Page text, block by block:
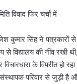
विवाद फिर चर्चा में
कुमार सिंह ने पत्रकारों से
विद्यालय की नींव रखी थी,
के विपरीत हो
संस्थापक परिवार से जुड़ी है